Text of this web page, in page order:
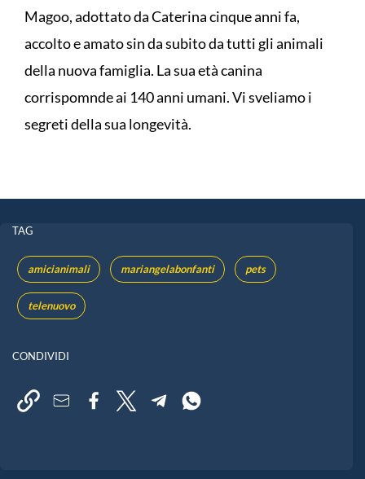
Magoo, adottato da Caterina cinque anni fa,
accolto e amato sin da subito da tutti gli animali
della nuova famiglia. La sua età canina
corrispomnde ai 140 anni umani. Vi sveliamo i
segreti della sua longevità.
TAG
amicianimali mariangelabonfanti pets
telenuovo
CONDIVIDI